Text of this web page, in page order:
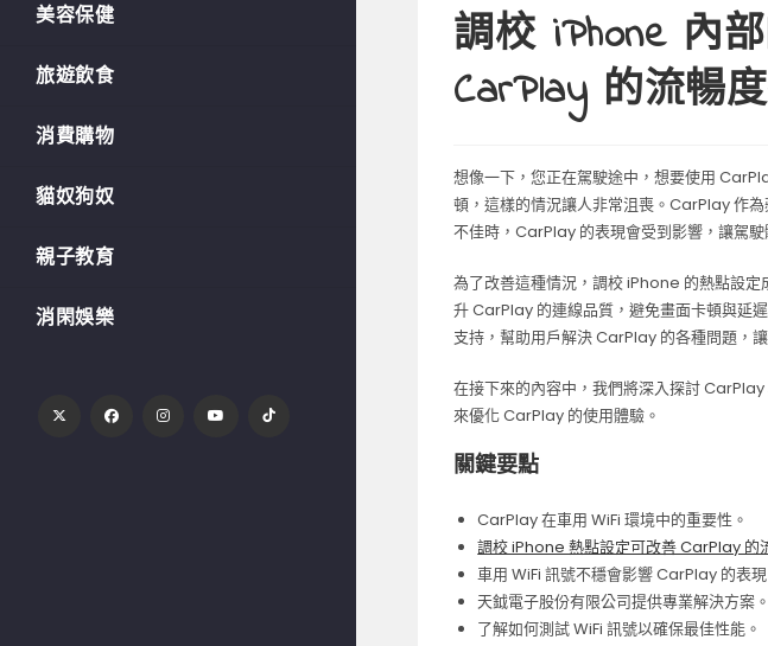
美容保健
旅遊飲食
消費購物
貓奴狗奴
親子教育
消閑娛樂
調校 iPhone 內
CarPlay 的流暢
想像一下，您正在駕駛途中，想要使用
頓，這樣的情況讓人非常沮喪。CarPlay 作
不佳時，CarPlay 的表現會受到影響，讓駕駛
為了改善這種情況，調校 iPhone 的熱點設
升 CarPlay 的連線品質，避免畫面卡頓與延
支持，幫助用戶解決 CarPlay 的各種問題，
在接下來的內容中，我們將深入探討
來優化 CarPlay 的使用體驗。
關鍵要點
CarPlay 在車用 WiFi 環境中的重要性。
調校 iPhone 熱點設定可改善 CarPlay 的
車用 WiFi 訊號不穩會影響 CarPlay 的表現
天鉞電子股份有限公司提供專業解決方案。
了解如何測試 WiFi 訊號以確保最佳性能。